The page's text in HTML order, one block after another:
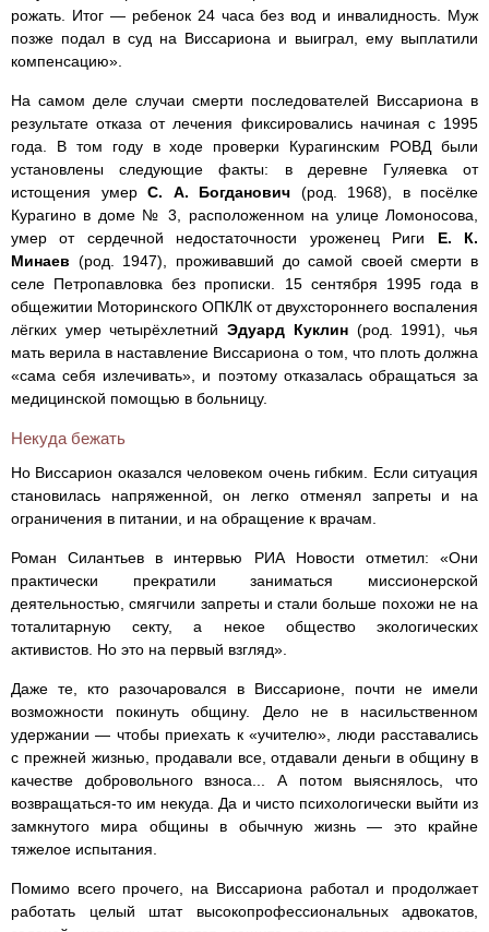
рожать. Итог — ребенок 24 часа без вод и инвалидность. Муж
позже подал в суд на Виссариона и выиграл, ему выплатили
компенсацию».
На самом деле случаи смерти последователей Виссариона в
результате отказа от лечения фиксировались начиная с 1995
года. В том году в ходе проверки Курагинским РОВД были
установлены следующие факты: в деревне Гуляевка от
истощения умер С. А. Богданович (род. 1968), в посёлке
Курагино в доме № 3, расположенном на улице Ломоносова,
умер от сердечной недостаточности уроженец Риги Е. К.
Минаев (род. 1947), проживавший до самой своей смерти в
селе Петропавловка без прописки. 15 сентября 1995 года в
общежитии Моторинского ОПКЛК от двухстороннего воспаления
лёгких умер четырёхлетнийЭдуард Куклин(род. 1991), чья
мать верила в наставление Виссариона о том, что плоть должна
«сама себя излечивать», и поэтому отказалась обращаться за
медицинской помощью в больницу.
Некуда бежать
Но Виссарион оказался человеком очень гибким. Если ситуация
становилась напряженной, он легко отменял запреты и на
ограничения в питании, и на обращение к врачам.
Роман Силантьев в интервью РИА Новости отметил: «Они
практически прекратили заниматься миссионерской
деятельностью, смягчили запреты и стали больше похожи не на
тоталитарную секту, а некое общество экологических
активистов. Но это на первый взгляд».
Даже те, кто разочаровался в Виссарионе, почти не имели
возможности покинуть общину. Дело не в насильственном
удержании — чтобы приехать к «учителю», люди расставались
с прежней жизнью, продавали все, отдавали деньги в общину в
качестве добровольного взноса... А потом выяснялось, что
возвращаться-то им некуда. Да и чисто психологически выйти из
замкнутого мира общины в обычную жизнь — это крайне
тяжелое испытания.
Помимо всего прочего, на Виссариона работал и продолжает
работать целый штат высокопрофессиональных адвокатов,